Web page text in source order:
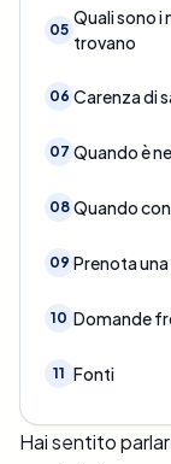
05
Quali sono i
trovano
06 Carenza di
07 Quando è
08 Quando
09 Prenota
10 Domande
11 Fonti
Hai sentito